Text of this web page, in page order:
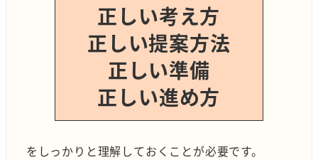
正しい考え方
正しい提案方法
正しい準備
正しい進め方
をしっかりと理解しておくことが必要です。